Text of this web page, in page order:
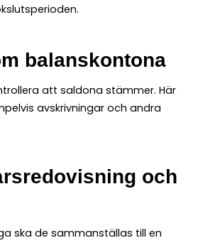
balanskontona
att saldona stämmer. Här
avskrivningar och andra
och
ska de sammanställas till en